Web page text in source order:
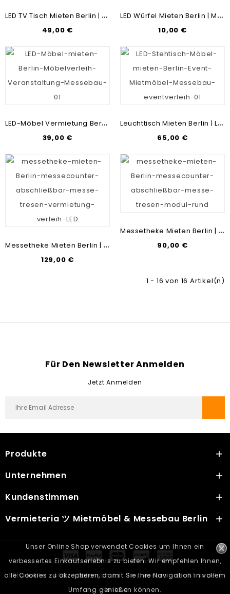
Unser Online Shop verwendet Cookies um Ihnen ein
verbessertes Einkaufserlebnis zu bieten. Wir empfehlen Ihnen,
alle Cookies zu akzeptieren, damit Sie Ihre Navigation in vollem
Umfang genießen können.
L
ED TV Tisch Mieten Berlin | Mietmöbel & Messebau | Dekomöbel Verleih | Dekoration Günstig Mieten
49,00 €
L
ED Würfel Mieten Berlin | Messebau & Mietmöbel | Dekoration Günstig Mieten | Party Equipment
10,00 €
L
ED-Möbel Vermietung Berlin | Beleuchtete Möbel Mieten Charlottenburg
39,00 €
L
Euchttisch Mieten Berlin | LED-Stehtisch-Vermietung | LED Möbel Verleih | Mietmöbel & Messebau
65,00 €
M
Essetheke Mieten Berlin | Messecounter Abschließbar LED | Messe-Tresen-Vermietung & Verleih
129,00 €
M
Essetheke Mieten Berlin | Messecounter-Modul Rund | Messe-Tresen-Vermietung & Verleih
90,00 €
1 - 16 von 16 Artikel(n)
Für Den Newsletter Anmelden
Jetzt Anmelden
Produkte 
Unternehmen 
Kundenstimmen 
Vermieteria ツ Mietmöbel & Messebau Berlin add
Startseite AGB Datenschutz Impressum
Großhandel
Kontakt